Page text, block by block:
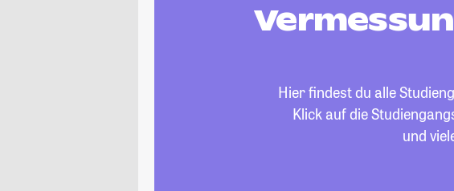
Hier findest du alle
Klick auf die
und